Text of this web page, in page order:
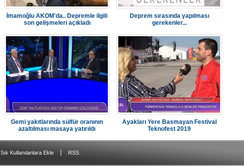
İmamoğlu AKOM'da.. Depremle ilgili
son gelişmeleri açıkladı
Deprem sırasında yapılması
gerekenler...
Gemi yakıtlarında sülfür oranının
azaltılması masaya yatırıldı
Ayakları Yere Basmayan Festival
Teknofest 2019
Sık Kullanılanlara Ekle RSS